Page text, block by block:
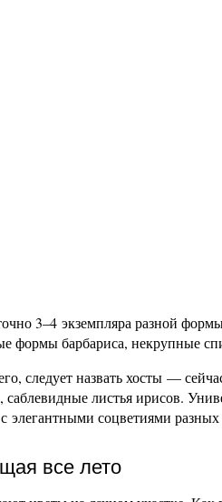
3–4 экземпляра разной
формы барбариса, некрупные
следует назвать хосты —
саблевидные листья ирисов.
соцветиями разных
все лето